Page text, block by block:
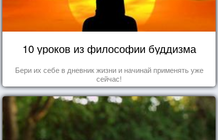
10 уроков из философии буддизма
Бери их себе в дневник жизни и начинай применять уже
сейчас!